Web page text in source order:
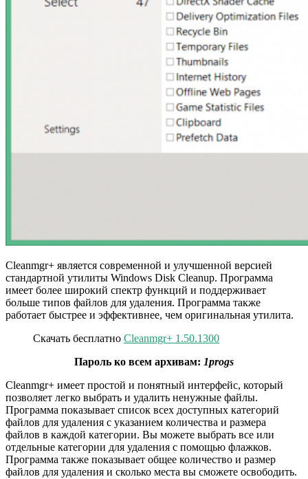
Cleanmgr+ является современной и улучшенной версией
стандартной утилиты Windows Disk Cleanup. Программа
имеет более широкий спектр функций и поддерживает
больше типов файлов для удаления. Программа также
работает быстрее и эффективнее, чем оригинальная утилита.
Скачать бесплатно Cleanmgr+ 1.50.1300
Пароль ко всем архивам: 1progs
Cleanmgr+ имеет простой и понятный интерфейс, который
позволяет легко выбрать и удалить ненужные файлы.
Программа показывает список всех доступных категорий
файлов для удаления с указанием количества и размера
файлов в каждой категории. Вы можете выбрать все или
отдельные категории для удаления с помощью флажков.
Программа также показывает общее количество и размер
файлов для удаления и сколько места вы сможете освободить.